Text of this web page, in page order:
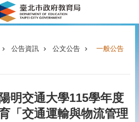
公告資訊 公文公告 一般公告
明交通大學115學年度
「交通運輸與物流管理